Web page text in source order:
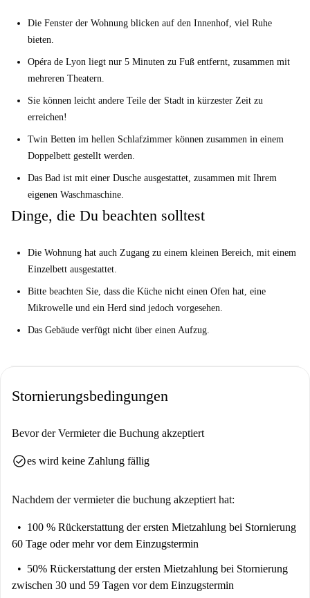
Die Fenster der Wohnung blicken auf den Innenhof, viel Ruhe
bieten.
Opéra de Lyon liegt nur 5 Minuten zu Fuß entfernt, zusammen mit
mehreren Theatern.
Sie können leicht andere Teile der Stadt in kürzester Zeit zu
erreichen!
Twin Betten im hellen Schlafzimmer können zusammen in einem
Doppelbett gestellt werden.
Das Bad ist mit einer Dusche ausgestattet, zusammen mit Ihrem
eigenen Waschmaschine.
Dinge, die Du beachten solltest
Die Wohnung hat auch Zugang zu einem kleinen Bereich, mit einem
Einzelbett ausgestattet.
Bitte beachten Sie, dass die Küche nicht einen Ofen hat, eine
Mikrowelle und ein Herd sind jedoch vorgesehen.
Das Gebäude verfügt nicht über einen Aufzug.
Stornierungsbedingungen
Bevor der Vermieter die Buchung akzeptiert
check_circlees wird keine Zahlung fällig
Nachdem der vermieter die buchung akzeptiert hat:
100 % Rückerstattung der ersten Mietzahlung bei Stornierung
60 Tage oder mehr vor dem Einzugstermin
50% Rückerstattung der ersten Mietzahlung bei Stornierung
zwischen 30 und 59 Tagen vor dem Einzugstermin